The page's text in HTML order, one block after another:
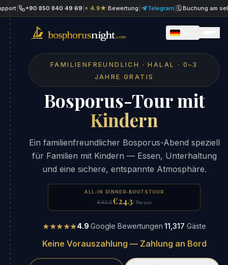
+90 850 840 49 69|⭐ 4.9★ Bewertung| Telegram|🗓 Buchung am selben
FAMILIENFREUNDLICH · HALAL · 0–3
JAHRE GRATIS
Bosporus-Tour mit
Kindern
Ein familienfreundlicher Bosporus-Abend speziell
für Familien mit Kindern — Essen, Unterhaltung
und eine sichere, entspannte Atmosphäre.
ALL-IN DINNER-BOOTSTOUR
€40.5€24.3/ Person
★★★★★4.9·Google Bewertungen·11,317 Gäste
Keine Vorauszahlung — Zahlung an Bord